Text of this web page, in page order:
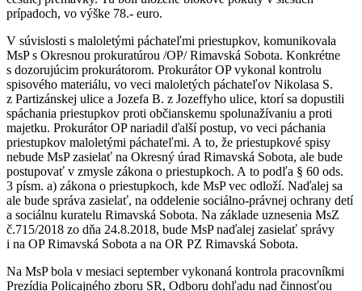
prípadoch, vo výške 78.- euro.
V súvislosti s maloletými páchateľmi priestupkov, komunikovala
MsP s Okresnou prokuratúrou /OP/ Rimavská Sobota. Konkrétne
s dozorujúcim prokurátorom. Prokurátor OP vykonal kontrolu
spisového materiálu, vo veci maloletých páchateľov Nikolasa S.
z Partizánskej ulice a Jozefa B. z Jozeffyho ulice, ktorí sa dopustili
spáchania priestupkov proti občianskemu spolunažívaniu a proti
majetku. Prokurátor OP nariadil ďalší postup, vo veci páchania
priestupkov maloletými páchateľmi. A to, že priestupkové spisy
nebude MsP zasielať na Okresný úrad Rimavská Sobota, ale bude
postupovať v zmysle zákona o priestupkoch. A to podľa § 60 ods.
3 písm. a) zákona o priestupkoch, kde MsP vec odloží. Naďalej sa
ale bude správa zasielať, na oddelenie sociálno-právnej ochrany detí
a sociálnu kuratelu Rimavská Sobota. Na základe uznesenia MsZ
č.715/2018 zo dňa 24.8.2018, bude MsP naďalej zasielať správy
i na OP Rimavská Sobota a na OR PZ Rimavská Sobota.
Na MsP bola v mesiaci september vykonaná kontrola pracovníkmi
Prezídia Policajného zboru SR, Odboru dohľadu nad činnosťou